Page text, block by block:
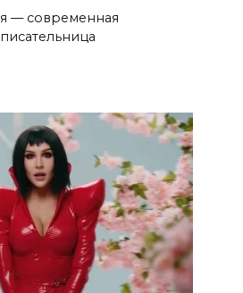
— современная